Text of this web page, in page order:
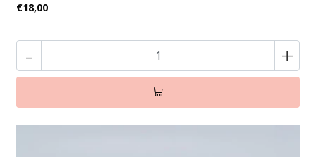
€18,00
- +